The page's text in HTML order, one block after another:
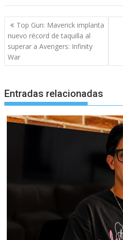
Navegación
de
entradas
Top Gun: Maverick implanta
nuevo récord de taquilla al
superar a Avengers: Infinity
War
Entradas relacionadas